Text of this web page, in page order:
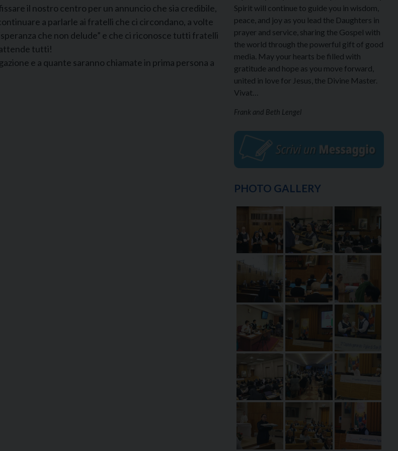
il nostro centro per un annuncio che sia credibile,
a parlarle ai fratelli che ci circondano, a volte
che non delude” e che ci riconosce tutti fratelli
attende tutti!
e a quante saranno chiamate in prima persona a
Spirit will continue to guide you in wisdom,
peace, and joy as you lead the Daughters in
prayer and service, sharing the Gospel with
the world through the powerful gift of good
media. May your hearts be filled with
gratitude and hope as you move forward,
united in love for Jesus, the Divine Master.
Vivat…
Frank and Beth Lengel
PHOTO GALLERY